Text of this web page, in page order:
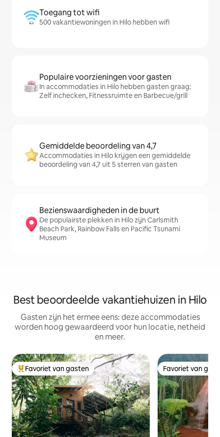
Toegang tot wifi
500 vakantiewoningen in Hilo hebben wifi
Populaire voorzieningen voor gasten
In accommodaties in Hilo hebben gasten graag:
Zelf inchecken, Fitnessruimte en Barbecue/grill
Gemiddelde beoordeling van 4,7
Accommodaties in Hilo krijgen een gemiddelde
beoordeling van 4,7 uit 5 sterren van gasten
Bezienswaardigheden in de buurt
De populairste plekken in Hilo zijn Carlsmith
Beach Park, Rainbow Falls en Pacific Tsunami
Museum
Best beoordeelde vakantiehuizen in Hilo
Gasten zijn het ermee eens: deze accommodaties
worden hoog gewaardeerd voor hun locatie, netheid
en meer.
Topfavoriet van gasten
Favoriet van gasten Favoriet van
Favoriet van